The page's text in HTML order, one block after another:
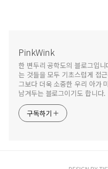
PinkWink
한 변두리 공학도의 블로그입니
는 것들을 모두 기초스럽게 접
그보다 더욱 소중한 우리 아가
남겨두는 블로그이기도 합니다.
구독하기